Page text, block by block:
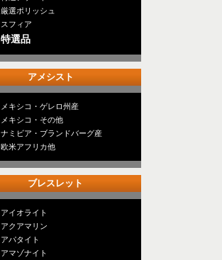
厳選ポリッシュ
スフィア
特選品
アメシスト
メキシコ・ゲレロ州産
メキシコ・その他
ナミビア・ブランドバーグ産
欧米アフリカ他
ブレスレット
アイオライト
アクアマリン
アパタイト
アマゾナイト